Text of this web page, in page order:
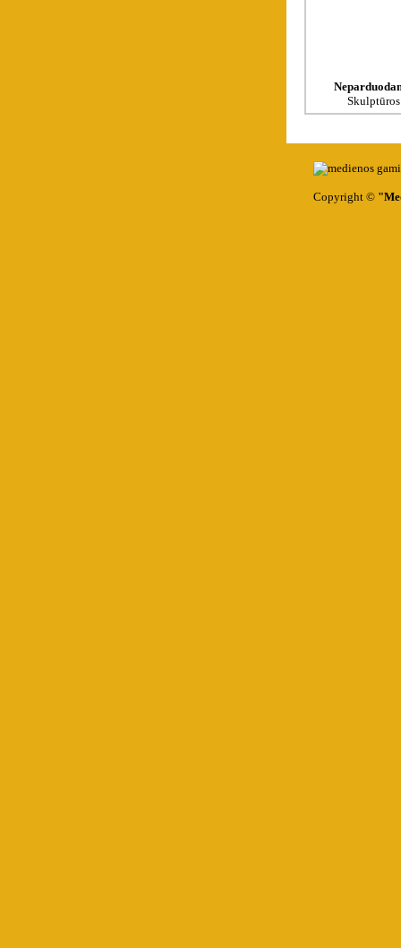
Skulptūros
Copyright ©